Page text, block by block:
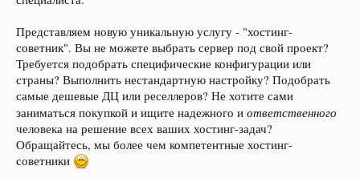
Представляем новую уникальную услугу - "хостинг-
советник". Вы не можете выбрать сервер под свой проект?
Требуется подобрать специфические конфигурации или
страны? Выполнить нестандартную настройку? Подобрать
самые дешевые ДЦ или реселлеров? Не хотите сами
заниматься покупкой и ищите надежного и ответственного
человека на решение всех ваших хостинг-задач?
Обращайтесь, мы более чем компетентные хостинг-
советники